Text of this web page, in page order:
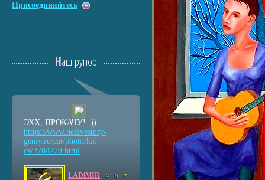
Присоединяйтесь
Наш рупор
ЭХХ, ПРОКАЧУ!..))
https://www.neizvestniy-
geniy.ru/cat/photo/kid
ds/2784279.html
LADiMIR 2 0 7